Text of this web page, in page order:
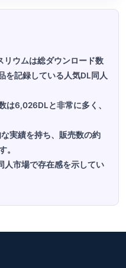
ウムは総ダウンロード数
を記録している人気DL同人
は6,026DLと非常に多く、
実績を持ち、販売数の約
。
人市場で存在感を示してい